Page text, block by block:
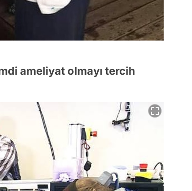
ameliyat olmayı tercih